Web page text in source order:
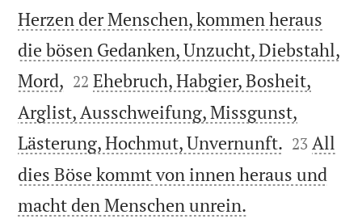
Herzen der Menschen, kommen heraus
die bösen Gedanken, Unzucht, Diebstahl,
Mord, 

22 Ehebruch, Habgier, Bosheit,
Arglist, Ausschweifung, Missgunst,
Lästerung, Hochmut, Unvernunft. 

23 All
dies Böse kommt von innen heraus und
macht den Menschen unrein.